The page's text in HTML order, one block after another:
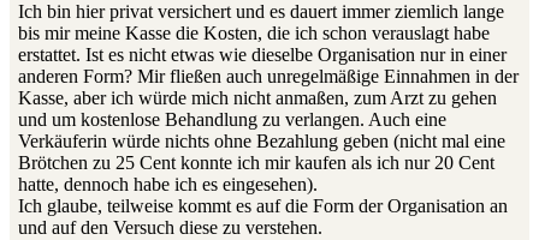
Ich bin hier privat versichert und es dauert immer ziemlich lange
bis mir meine Kasse die Kosten, die ich schon verauslagt habe
erstattet. Ist es nicht etwas wie dieselbe Organisation nur in einer
anderen Form? Mir fließen auch unregelmäßige Einnahmen in der
Kasse, aber ich würde mich nicht anmaßen, zum Arzt zu gehen
und um kostenlose Behandlung zu verlangen. Auch eine
Verkäuferin würde nichts ohne Bezahlung geben (nicht mal eine
Brötchen zu 25 Cent konnte ich mir kaufen als ich nur 20 Cent
hatte, dennoch habe ich es eingesehen).
Ich glaube, teilweise kommt es auf die Form der Organisation an
und auf den Versuch diese zu verstehen.